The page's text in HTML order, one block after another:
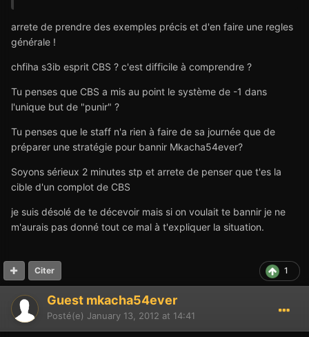
arrete de prendre des exemples précis et d'en faire une regles
générale !
chfiha s3ib esprit CBS ? c'est difficile à comprendre ?
Tu penses que CBS a mis au point le système de -1 dans
l'unique but de "punir" ?
Tu penses que le staff n'a rien à faire de sa journée que de
préparer une stratégie pour bannir Mkacha54ever?
Soyons sérieux 2 minutes stp et arrete de penser que t'es la
cible d'un complot de CBS
je suis désolé de te décevoir mais si on voulait te bannir je ne
m'aurais pas donné tout ce mal à t'expliquer la situation.
1
Citer
Guest mkacha54ever
Posté(e) January 13, 2012 at 14:41